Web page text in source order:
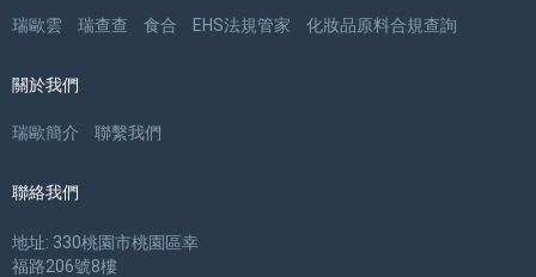
瑞歐雲 瑞查查 食合 EHS法規管家 化妝品原料合規查詢
關於我們
瑞歐簡介 聯繫我們
聯絡我們
地址: 330桃園市桃園區幸
福路206號8樓